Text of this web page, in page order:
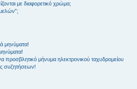
με διαφορετικό χρώμα;
μηνύματα!
μήνυμα ηλεκτρονικού ταχυδρομείου
συζητήσεων!